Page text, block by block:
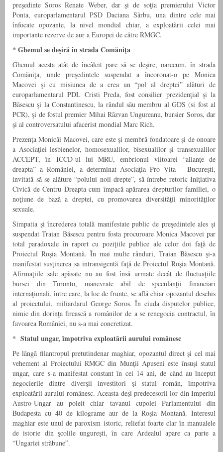
preşedinte Soros Renate Weber, dar şi de soţia premierului Victor
Ponta, europarlamentarul PSD Daciana Sârbu, una dintre cele mai
înfocate opozante, la nivel mondial chiar, a exploatării celei mai
importante rezerve de aur a Europei de către RMGC.
* Ghemul se deşiră în strada Comăniţa
Ghemul acesta atât de încâlcit pare să se deşire, oarecum, în strada
Comăniţa, unde preşedintele suspendat a încoronat-o pe Monica
Macovei şi cu misiunea de a crea un “pol al dreptei” alături de
europarlamentarul PDL Cristi Preda, fost consilier prezidenţial şi la
Băsescu şi la Constantinescu, la rândul său membru al GDS (si fost al
PCR), şi de fostul premier Mihai Răzvan Ungureanu, bursier Soros, dar
şi al controversatului afacerist mondial Marc Rich.
Prezenţa Monicăi Macovei, care este şi membră fondatoare şi de onoare
a Asociaţiei lesbienelor, homosexualilor, bisexualilor şi transexualilor
ACCEPT, în ICCD-ul lui MRU, embrionul viitoarei “alianţe de
dreapta” a României, a determinat Asociaţia Pro Vita – Bucureşti,
invitată să se alăture “polului noii drepte”, să întrebe retoric Iniţiativa
Civică de Centru Dreapta cum împacă apărarea drepturilor familiei, o
noţiune de bază a dreptei, cu promovarea diversităţii minorităţilor
sexuale.
Simpatia şi încrederea totală manifestate public de preşedintele ales şi
suspendat Traian Băsescu pentru fosta procuroare Monica Macovei par
total paradoxale în raport cu poziţiile publice ale celor doi faţă de
Proiectul Roşia Montană. În mai multe rânduri, Traian Băsescu şi-a
manifestat susţinerea sa intransigentă faţă de Proiectul Roşia Montană.
Afirmaţiile sale apăsate nu au fost însă urmate decât de fluctuaţiile
bursei din Toronto, manevrate abil de speculanţii financiari
internaţionali, între care, la loc de frunte, se află chiar opozantul deschis
al proiectului, miliardarul George Soros. În ciuda disputelor publice,
nimic din dorinţa firească a românilor de a se renegocia contractul, în
favoarea României, nu s-a mai concretizat.
* Statul ungar, împotriva exploatării aurului românesc
Pe lângă filantropul pretutindenar maghiar, opozantul direct şi cel mai
vehement al Proiectului RMGC din Munţii Apuseni este însuşi statul
ungar, care s-a manifestat constant în cei 14 ani, de când au început
negocierile dintre diverşii investitori şi statul român, împotriva
exploatării aurului românesc. Aceasta deşi predecesorii lor din Imperiul
Austro-Ungar au poleit chiar tavanul cupolei Parlamentului din
Budapesta cu 40 de kilograme aur de la Roşia Montană. Interesul
maghiar este unul de paroxism istoric, reliefat foarte clar în manualele
de istorie din şcolile ungureşti, în care Ardealul apare ca parte a
“Ungariei străbune”.